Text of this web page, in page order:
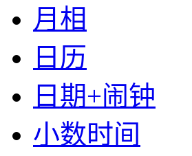
月相
日历
日期+闹钟
小数时间